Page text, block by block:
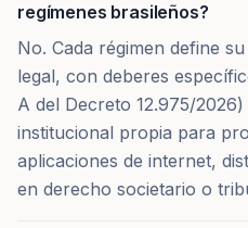
regímenes brasileños?
No. Cada régimen define
legal, con deberes
A del Decreto 12.975/
institucional propia para
aplicaciones de internet,
en derecho societario o